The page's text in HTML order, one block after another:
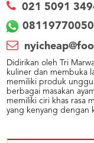
021 5091
08119770050
Didirikan oleh Tri
kuliner dan membuka
memiliki produk
berbagai masakan
memiliki ciri khas rasa
yang kenyang dengan